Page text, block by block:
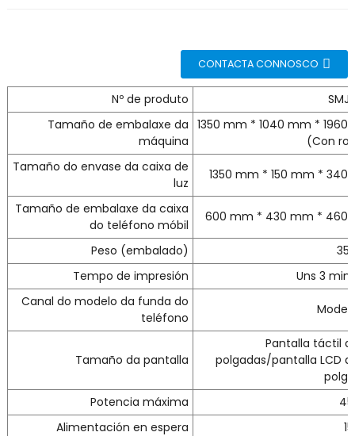
CONTACTA CONNOSCO
Nº de produto
Tamaño de embalaxe da
máquina
1350 mm * 1040 mm * 1960
(Con
Tamaño do envase da caixa de
luz
1350 mm * 150 mm * 340
Tamaño de embalaxe da caixa
do teléfono móbil
600 mm * 430 mm * 460
Peso (embalado)
Tempo de impresión
Uns 3
Canal do modelo da funda do
teléfono
Tamaño da pantalla
Pantalla táctil
polgadas/pantalla LCD
Potencia máxima
Alimentación en espera